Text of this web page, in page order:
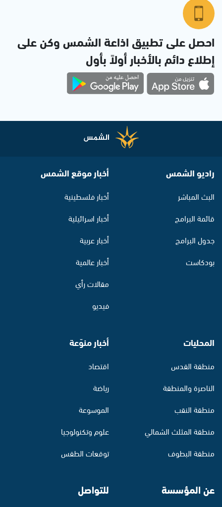
احصل على تطبيق اذاعة الشمس وكن على
إطلاع دائم بالأخبار أولاً بأول
راديو الشمس
البث المباشر
قائمة البرامج
جدول البرامج
بودكاست
أخبار موقع الشمس
أخبار فلسطينية
أخبار اسرائيلية
أخبار عربية
أخبار عالمية
مقالات رأي
فيديو
المحليات
منطقة القدس
الناصرة والمنطقة
منطقة النقب
منطقة المثلث الشمالي
منطقة البطوف
أخبار منوّعة
اقتصاد
رياضة
الموسوعة
علوم وتكنولوجيا
توقعات الطقس
عن المؤسسة للتواصل